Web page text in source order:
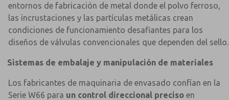
entornos de fabricación de metal donde el polvo ferroso,
las incrustaciones y las partículas metálicas crean
condiciones de funcionamiento desafiantes para los
diseños de válvulas convencionales que dependen del sello.
Sistemas de embalaje y manipulación de materiales
Los fabricantes de maquinaria de envasado confían en la
Serie W66 para un control direccional preciso en